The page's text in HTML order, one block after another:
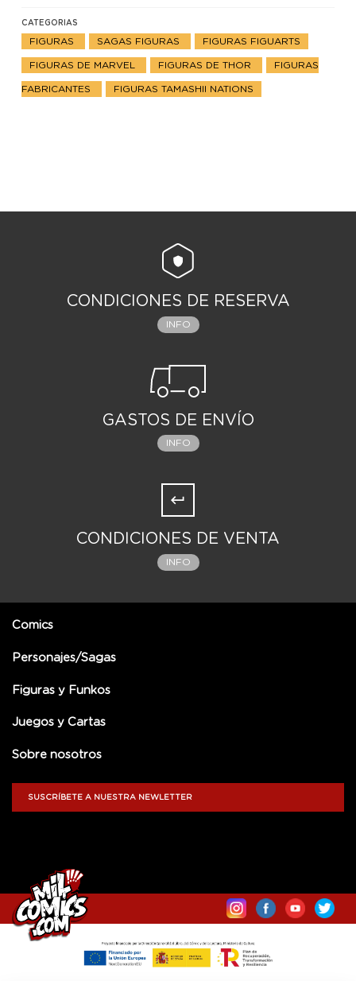
CATEGORIAS
FIGURAS SAGAS FIGURAS FIGURAS FIGUARTS
FIGURAS DE MARVEL FIGURAS DE THOR FIGURAS
FABRICANTES FIGURAS TAMASHII NATIONS
CONDICIONES DE RESERVA
INFO
GASTOS DE ENVÍO
INFO
CONDICIONES DE VENTA
INFO
Comics
Personajes/Sagas
Figuras y Funkos
Juegos y Cartas
Sobre nosotros
SUSCRÍBETE A NUESTRA NEWLETTER